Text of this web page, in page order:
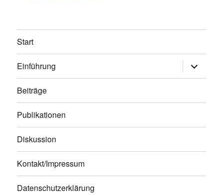
Start
Einführung
öffnen
Beiträge
Publikationen
Diskussion
Kontakt/Impressum
Datenschutzerklärung